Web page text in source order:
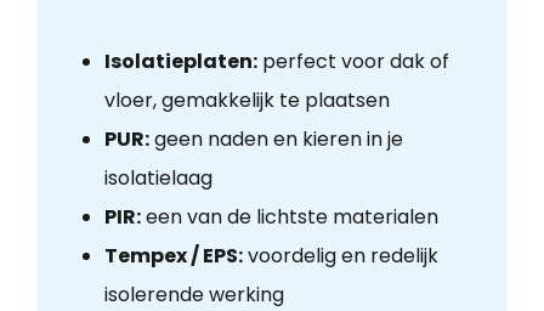
Isolatieplaten:perfect voor dak of
vloer, gemakkelijk te plaatsen
PUR:geen naden en kieren in je
isolatielaag
PIR:een van de lichtste materialen
Tempex / EPS:voordelig en redelijk
isolerende werking